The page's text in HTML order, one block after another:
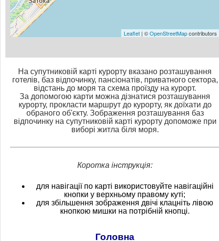
Leaflet | ©OpenStreetMapcontributors
На супутниковій карті курорту вказано розташування
готелів, баз відпочинку, пансіонатів, приватного сектора,
відстань до моря та схема проїзду на курорт.
За допомогою карти можна дізнатися розташування
курорту, прокласти маршрут до курорту, як доїхати до
обраного об'єкту. Зображення розташування баз
відпочинку на супутниковій карті курорту допоможе при
виборі житла біля моря.
Коротка інструкція:
для навігації по карті використовуйте навігаційні
кнопки у верхньому правому куті;
для збільшення зображення двічі клацніть лівою
кнопкою мишки на потрібній кнопці.
Головна